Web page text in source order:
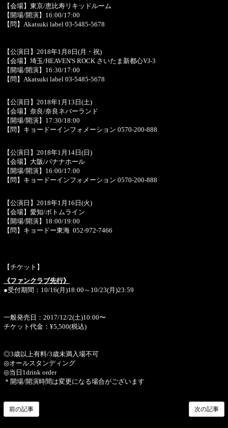
【会場】東京/恵比寿リキッドルーム
【開場/開演】16:00/17:00
【問】Akatsuki label 03-5485-5678
【公演日】2018年1月8日(月・祝)
【会場】埼玉/HEAVEN'S ROCK さいたま新都心VJ-3
【開場/開演】16:30/17:00
【問】Akatsuki label 03-5485-5678
【公演日】2018年1月13日(土)
【会場】奈良/奈良ネバーランド
【開場/開演】17:30/18:00
【問】キョードーインフォメーション 0570-200-888
【公演日】2018年1月14日(日)
【会場】大阪/バナナホール
【開場/開演】16:00/17:00
【問】キョードーインフォメーション 0570-200-888
【公演日】2018年1月16日(火)
【会場】愛知/ボトムライン
【開場/開演】18:00/19:00
【問】キョードー東海 052-972-7466
【チケット】
《ファンクラブ先行》
●受付期間：10/16(月)18:00～10/23(月)23:59
一般発売日：2017/12/2(土)10:00〜
チケット代金：¥5,500(税込)
◎3歳以上有料/3歳未満入場不可
◎オールスタンディング
◎当日1drink order
＊開場/開演時間は変更になる場合がございます
次の記事
前の記事